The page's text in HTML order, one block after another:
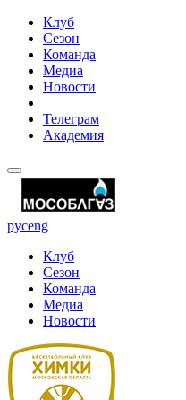
Клуб
Сезон
Команда
Медиа
Новости
Телеграм
Академия
русeng
Клуб
Сезон
Команда
Медиа
Новости